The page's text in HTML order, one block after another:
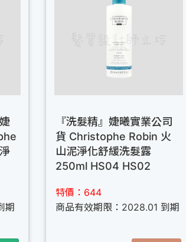
期
『洗髮精』婕曦實業公司
貨 Christophe Robin 火
山泥淨化舒緩洗髮露
250ml HS04 HS02
特價：644
商品有效期限：2028.01 到期